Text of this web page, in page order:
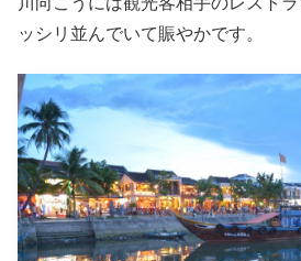
ッシリ並んでいて賑やかです。